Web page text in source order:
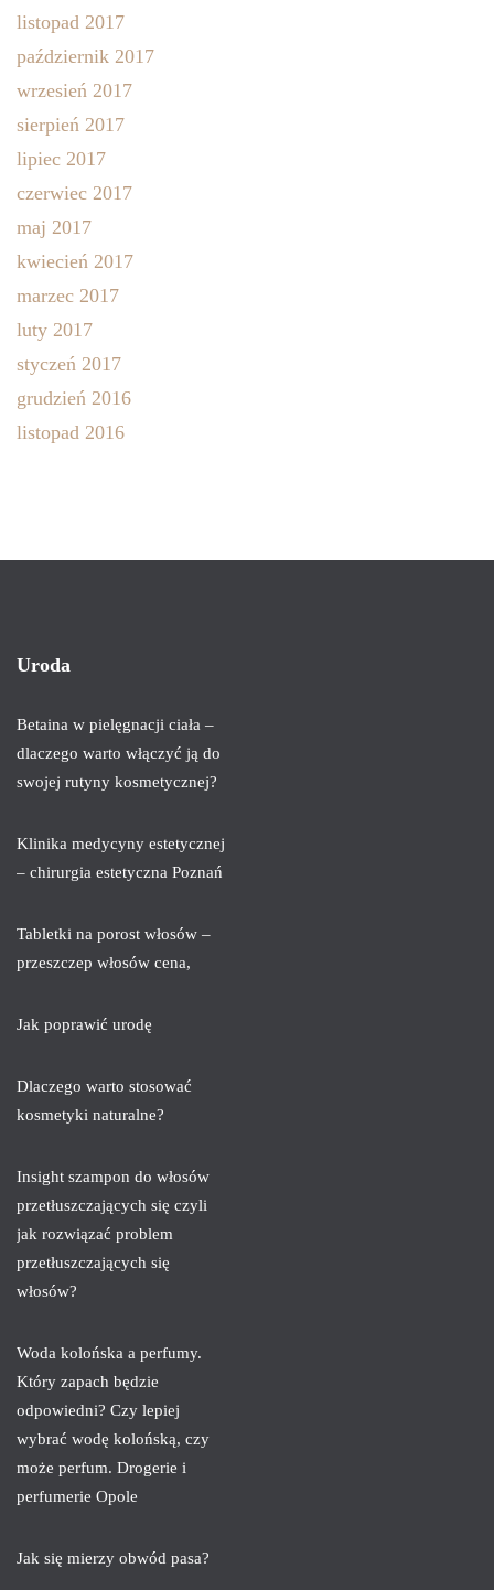
listopad 2017
październik 2017
wrzesień 2017
sierpień 2017
lipiec 2017
czerwiec 2017
maj 2017
kwiecień 2017
marzec 2017
luty 2017
styczeń 2017
grudzień 2016
listopad 2016
Uroda
Betaina w pielęgnacji ciała –
dlaczego warto włączyć ją do
swojej rutyny kosmetycznej?
Klinika medycyny estetycznej
– chirurgia estetyczna Poznań
Tabletki na porost włosów –
przeszczep włosów cena,
Jak poprawić urodę
Dlaczego warto stosować
kosmetyki naturalne?
Insight szampon do włosów
przetłuszczających się czyli
jak rozwiązać problem
przetłuszczających się
włosów?
Woda kolońska a perfumy.
Który zapach będzie
odpowiedni? Czy lepiej
wybrać wodę kolońską, czy
może perfum. Drogerie i
perfumerie Opole
Jak się mierzy obwód pasa?